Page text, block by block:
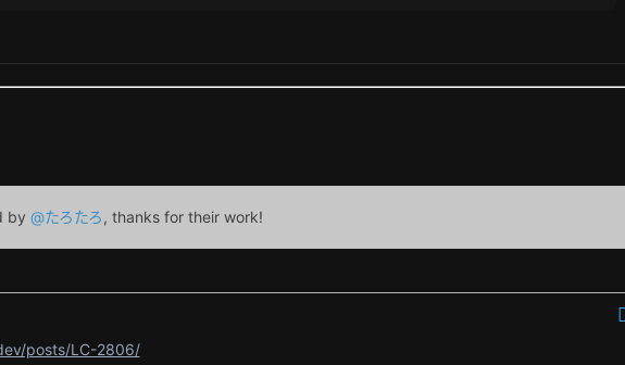
by @たろたろ, thanks for their work!
posts/LC-2806/